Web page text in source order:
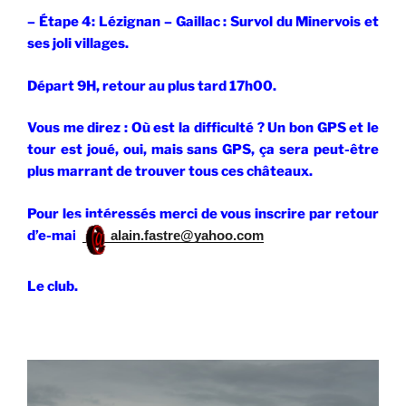
– Étape 4: Lézignan – Gaillac : Survol du Minervois et
ses joli villages.
Départ 9H, retour au plus tard 17h00.
Vous me direz : Où est la difficulté ? Un bon GPS et le
tour est joué, oui, mais sans GPS, ça sera peut-être
plus marrant de trouver tous ces châteaux.
Pour les intéressés merci de vous inscrire par retour
d’e-mail
alain.fastre@yahoo.com
Le club.